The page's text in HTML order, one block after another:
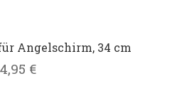
Angelschirm, 34 cm
4,95 €